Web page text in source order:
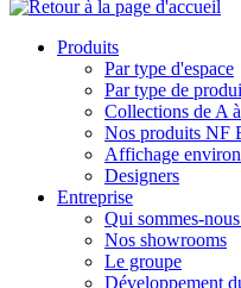
Produits
Par type d'espace
Par type de
Collections de A
Nos produits NF
Affichage
Designers
Entreprise
Qui sommes-
Nos showrooms
Le groupe
Développement